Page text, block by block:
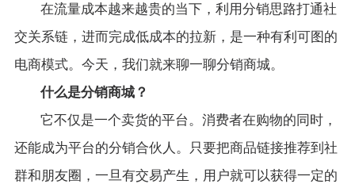
在流量成本越来越贵的当下，利用分销思路打通社
交关系链，进而完成低成本的拉新，是一种有利可图的
电商模式。今天，我们就来聊一聊分销商城。
什么是分销商城？
它不仅是一个卖货的平台。消费者在购物的同时，
还能成为平台的分销合伙人。只要把商品链接推荐到社
群和朋友圈，一旦有交易产生，用户就可以获得一定的